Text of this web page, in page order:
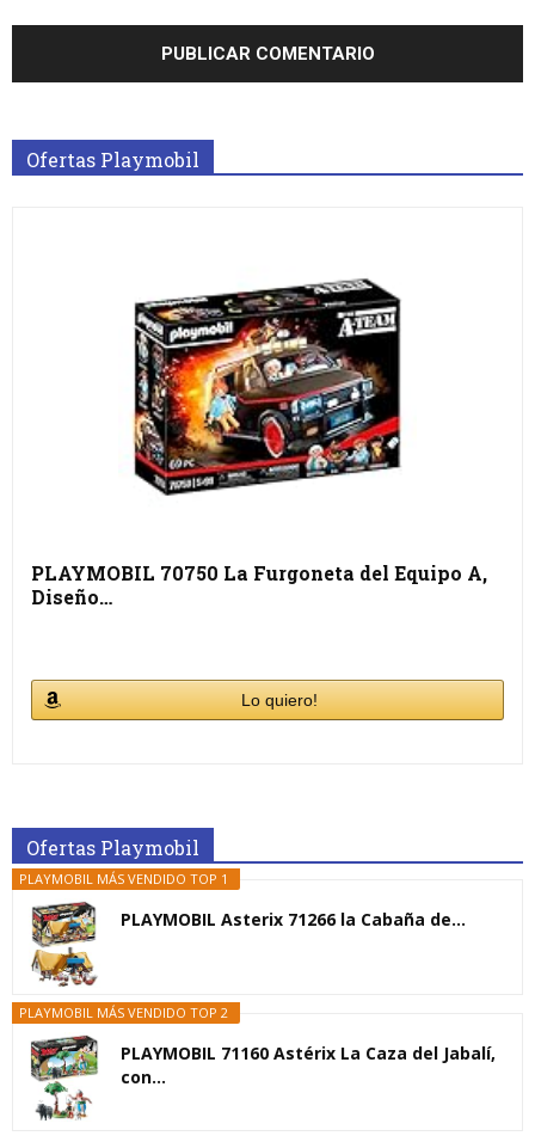
Ofertas Playmobil
PLAYMOBIL 70750 La Furgoneta del Equipo A,
Diseño…
Lo quiero!
Ofertas Playmobil
PLAYMOBIL MÁS VENDIDO TOP 1
PLAYMOBIL Asterix 71266 la Cabaña de...
PLAYMOBIL MÁS VENDIDO TOP 2
PLAYMOBIL 71160 Astérix La Caza del Jabalí,
con...